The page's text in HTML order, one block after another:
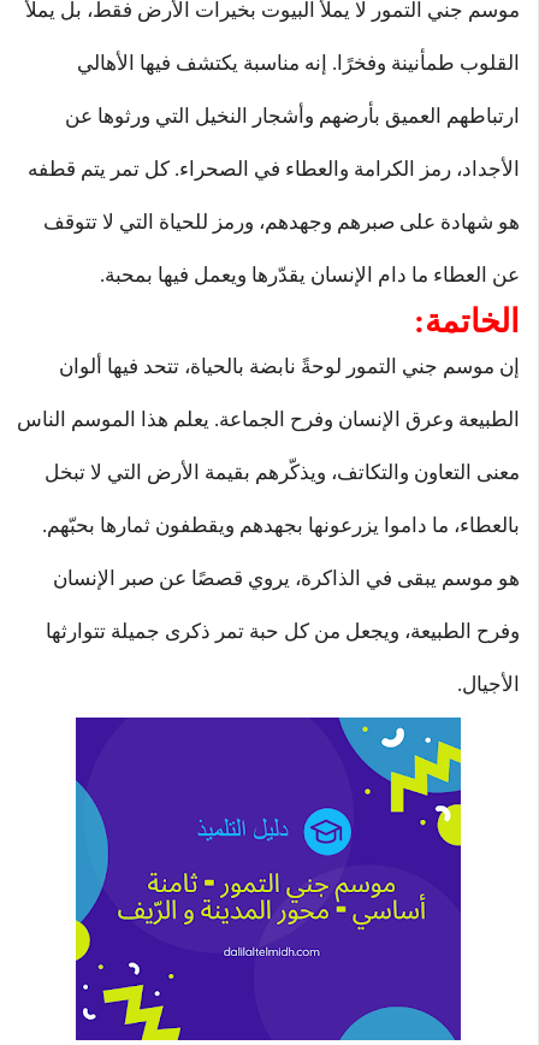
موسم جني التمور لا يملأ البيوت بخيرات الأرض فقط، بل يملأ
القلوب طمأنينة وفخرًا. إنه مناسبة يكتشف فيها الأهالي
ارتباطهم العميق بأرضهم وأشجار النخيل التي ورثوها عن
الأجداد، رمز الكرامة والعطاء في الصحراء. كل تمر يتم قطفه
هو شهادة على صبرهم وجهدهم، ورمز للحياة التي لا تتوقف
عن العطاء ما دام الإنسان يقدّرها ويعمل فيها بمحبة.
الخاتمة:
إن موسم جني التمور لوحةً نابضة بالحياة، تتحد فيها ألوان
الطبيعة وعرق الإنسان وفرح الجماعة. يعلم هذا الموسم الناس
معنى التعاون والتكاتف، ويذكّرهم بقيمة الأرض التي لا تبخل
بالعطاء، ما داموا يزرعونها بجهدهم ويقطفون ثمارها بحبّهم.
هو موسم يبقى في الذاكرة، يروي قصصًا عن صبر الإنسان
وفرح الطبيعة، ويجعل من كل حبة تمر ذكرى جميلة تتوارثها
الأجيال.